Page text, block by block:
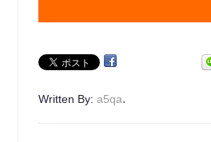
Written By:a5qa.